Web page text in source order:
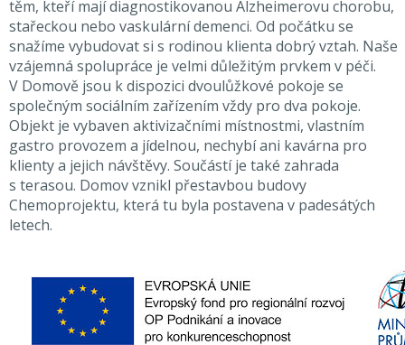
těm, kteří mají diagnostikovanou Alzheimerovu chorobu,
stařeckou nebo vaskulární demenci. Od počátku se
snažíme vybudovat si s rodinou klienta dobrý vztah. Naše
vzájemná spolupráce je velmi důležitým prvkem v péči.
V Domově jsou k dispozici dvoulůžkové pokoje se
společným sociálním zařízením vždy pro dva pokoje.
Objekt je vybaven aktivizačními místnostmi, vlastním
gastro provozem a jídelnou, nechybí ani kavárna pro
klienty a jejich návštěvy. Součástí je také zahrada
s terasou. Domov vznikl přestavbou budovy
Chemoprojektu, která tu byla postavena v padesátých
letech.